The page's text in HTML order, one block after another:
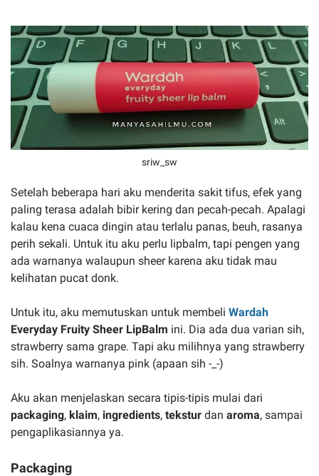
sriw_sw
Setelah beberapa hari aku menderita sakit tifus, efek yang
paling terasa adalah bibir kering dan pecah-pecah. Apalagi
kalau kena cuaca dingin atau terlalu panas, beuh, rasanya
perih sekali. Untuk itu aku perlu lipbalm, tapi pengen yang
ada warnanya walaupun sheer karena aku tidak mau
kelihatan pucat donk.
Untuk itu, aku memutuskan untuk membeli Wardah
Everyday Fruity Sheer LipBalm ini. Dia ada dua varian sih,
strawberry sama grape. Tapi aku milihnya yang strawberry
sih. Soalnya warnanya pink (apaan sih -_-)
Aku akan menjelaskan secara tipis-tipis mulai dari
packaging, klaim, ingredients, tekstur dan aroma, sampai
pengaplikasiannya ya.
Packaging